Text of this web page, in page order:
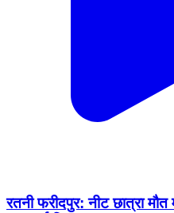
रतनी फरीदपुर: नीट छात्रा मौत